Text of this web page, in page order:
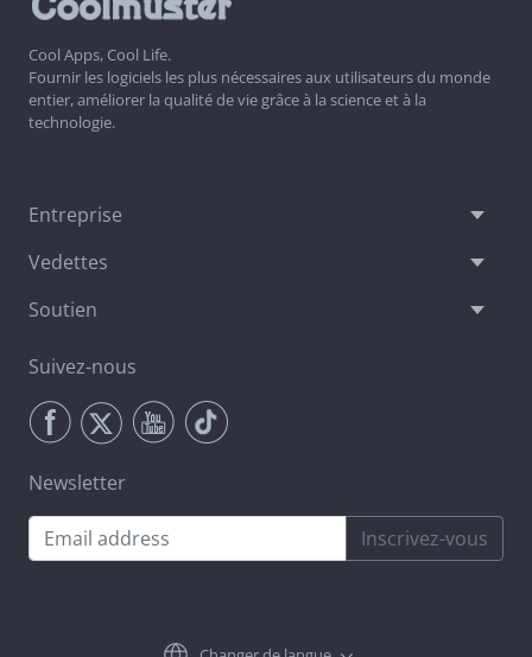
Cool Apps, Cool Life.
Fournir les logiciels les plus nécessaires aux utilisateurs du monde
entier, améliorer la qualité de vie grâce à la science et à la
technologie.
Entreprise
Vedettes
Soutien
Suivez-nous
Newsletter
Inscrivez-vous